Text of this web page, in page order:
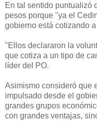
En tal sentido puntualizó
pesos porque "ya el
gobierno está cotizando
"Ellos declararon la
que cotiza a un tipo de
líder del PO.
Asimismo consideró que
impulsado desde el
grandes grupos
con grandes ventajas,